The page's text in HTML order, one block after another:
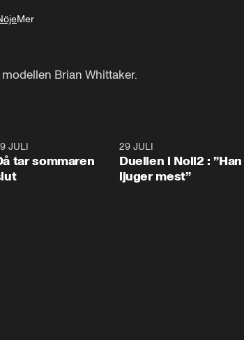
Mer
Brian Whittaker.
JULI
tar sommaren
29 JULI
Duellen i Noll2 : ”Han
ljuger mest”